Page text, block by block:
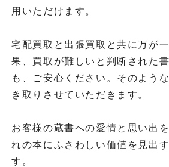
用いただけます。
宅配買取と出張買取と共に万が
果、買取が難しいと判断された
も、ご安心ください。そのよう
き取りさせていただきます。
お客様の蔵書への愛情と思い出
れの本にふさわしい価値を見出
す。